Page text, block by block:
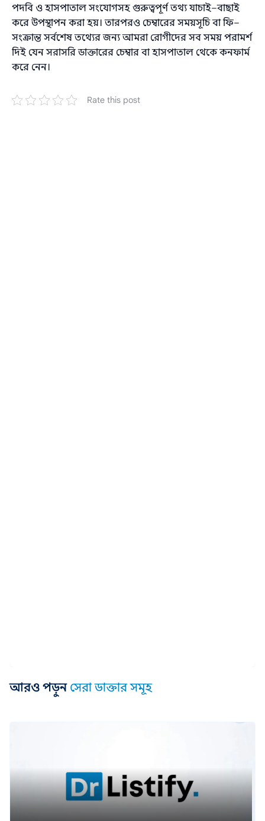
পদবি ও হাসপাতাল সংযোগসহ গুরুত্বপূর্ণ তথ্য যাচাই–বাছাই
করে উপস্থাপন করা হয়। তারপরও চেম্বারের সময়সূচি বা ফি–
সংক্রান্ত সর্বশেষ তথ্যের জন্য আমরা রোগীদের সব সময় পরামর্শ
দিই যেন সরাসরি ডাক্তারের চেম্বার বা হাসপাতাল থেকে কনফার্ম
করে নেন।
Rate this post
আরও পড়ুন সেরা ডাক্তার সমূহ